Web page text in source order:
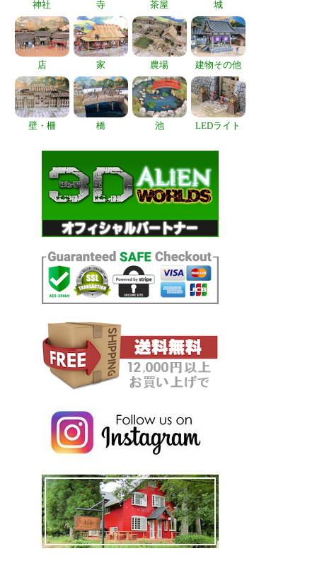
神社 寺 茶屋 城
店 家 農場 建物その他
壁・柵 橋 池 LEDライト